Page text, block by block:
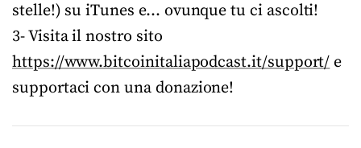
stelle!) su iTunes e… ovunque tu ci ascolti!
3- Visita il nostro sito
https://www.bitcoinitaliapodcast.it/support/e
supportaci con una donazione!